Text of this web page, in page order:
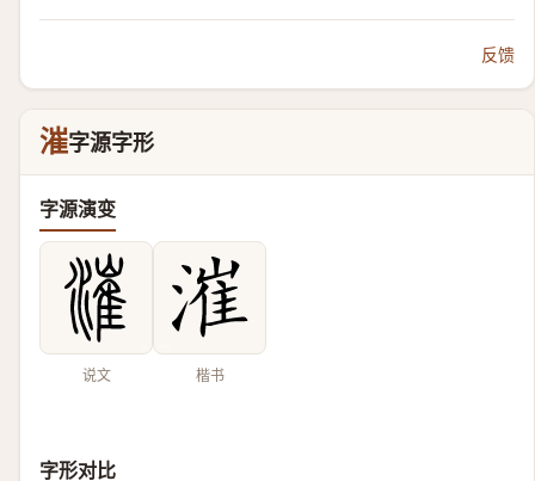
反馈
漼字源字形
字源演变
说文 楷书
字形对比